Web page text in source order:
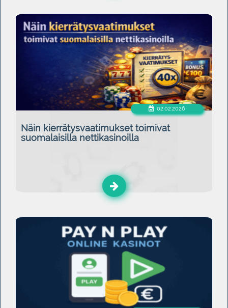
02.02.2026
Näin kierrätysvaatimukset toimivat
suomalaisilla nettikasinoilla